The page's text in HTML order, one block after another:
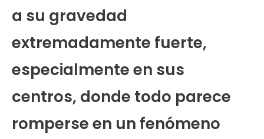
a su gravedad
extremadamente fuerte,
especialmente en sus
centros, donde todo parece
romperse en un fenómeno